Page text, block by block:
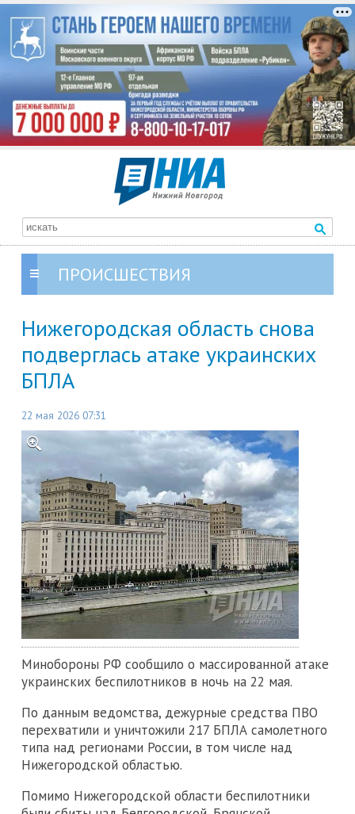
ПРОИСШЕСТВИЯ
Нижегородская область снова
подверглась атаке украинских
БПЛА
22 мая 2026 07:31
Минобороны РФ сообщило о массированной атаке
украинских беспилотников в ночь на 22 мая.
По данным ведомства, дежурные средства ПВО
перехватили и уничтожили 217 БПЛА самолетного
типа над регионами России, в том числе над
Нижегородской областью.
Помимо Нижегородской области беспилотники